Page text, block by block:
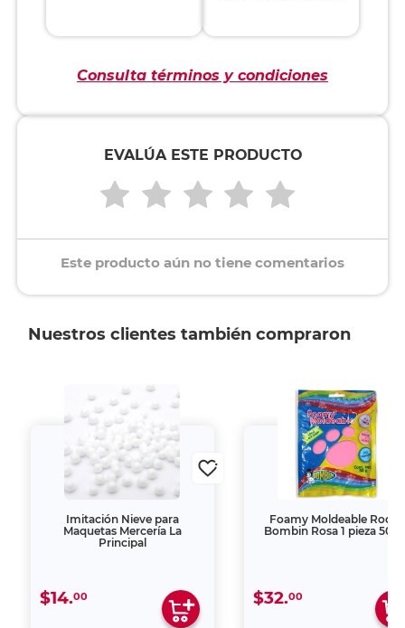
Consulta términos y condiciones
EVALÚA ESTE PRODUCTO
Este producto aún no tiene comentarios
Nuestros clientes también compraron
Imitación Nieve para
Maquetas Mercería La
Principal
$14.00
Foamy Moldeable Rodin
Bombin Rosa 1 pieza 50
$32.00